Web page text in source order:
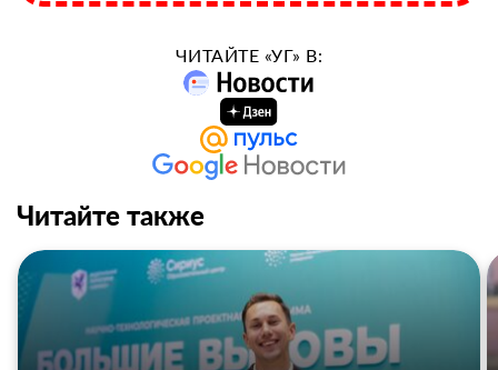
ЧИТАЙТЕ «УГ» В:
Читайте также